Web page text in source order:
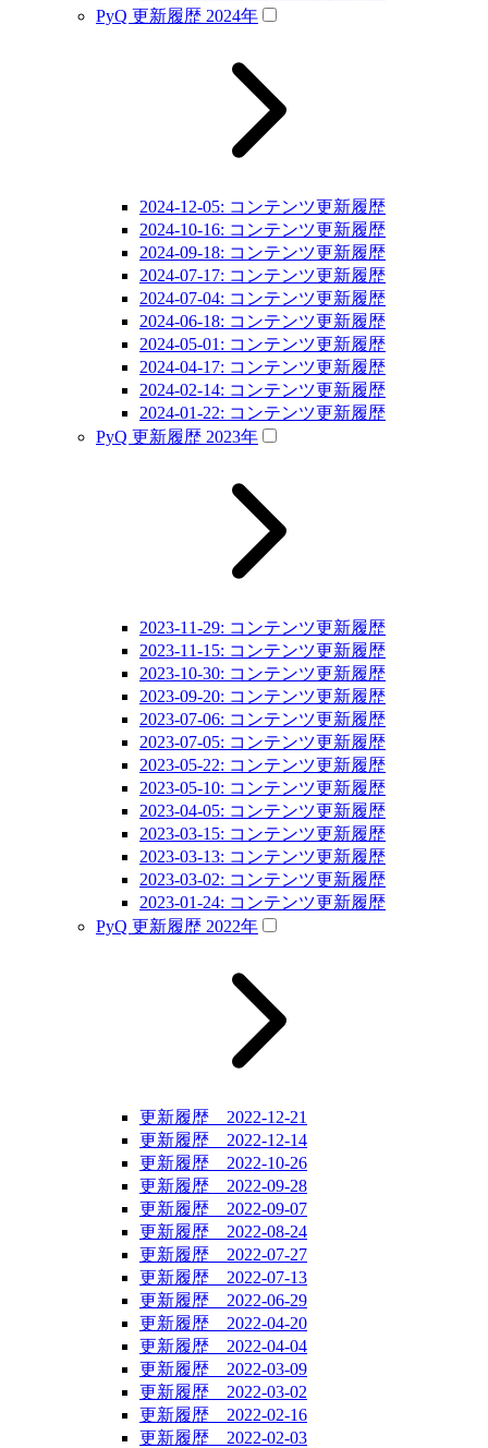
PyQ 更新履歴 2024年
2024-12-05: コンテンツ更新履歴
2024-10-16: コンテンツ更新履歴
2024-09-18: コンテンツ更新履歴
2024-07-17: コンテンツ更新履歴
2024-07-04: コンテンツ更新履歴
2024-06-18: コンテンツ更新履歴
2024-05-01: コンテンツ更新履歴
2024-04-17: コンテンツ更新履歴
2024-02-14: コンテンツ更新履歴
2024-01-22: コンテンツ更新履歴
PyQ 更新履歴 2023年
2023-11-29: コンテンツ更新履歴
2023-11-15: コンテンツ更新履歴
2023-10-30: コンテンツ更新履歴
2023-09-20: コンテンツ更新履歴
2023-07-06: コンテンツ更新履歴
2023-07-05: コンテンツ更新履歴
2023-05-22: コンテンツ更新履歴
2023-05-10: コンテンツ更新履歴
2023-04-05: コンテンツ更新履歴
2023-03-15: コンテンツ更新履歴
2023-03-13: コンテンツ更新履歴
2023-03-02: コンテンツ更新履歴
2023-01-24: コンテンツ更新履歴
PyQ 更新履歴 2022年
更新履歴 2022-12-21
更新履歴 2022-12-14
更新履歴 2022-10-26
更新履歴 2022-09-28
更新履歴 2022-09-07
更新履歴 2022-08-24
更新履歴 2022-07-27
更新履歴 2022-07-13
更新履歴 2022-06-29
更新履歴 2022-04-20
更新履歴 2022-04-04
更新履歴 2022-03-09
更新履歴 2022-03-02
更新履歴 2022-02-16
更新履歴 2022-02-03